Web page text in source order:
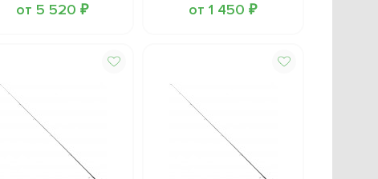
от 5 520 ₽ от 1 450 ₽